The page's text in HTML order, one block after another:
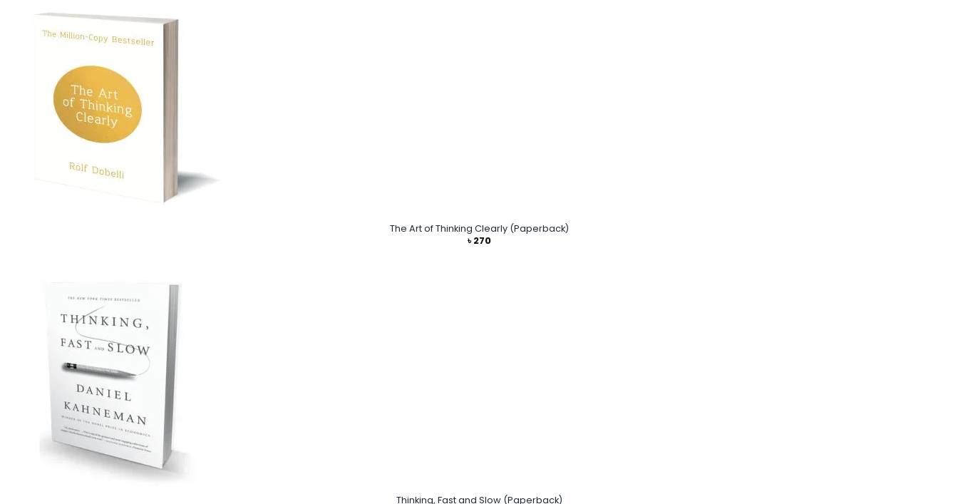
The Art of Thinking Clearly (Paperback)
৳270
Thinking, Fast and Slow (Paperback)